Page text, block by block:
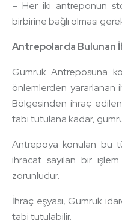
– Her iki antreponun
birbirine bağlı olması
Antrepolarda Bulunan
Gümrük Antreposuna
önlemlerden yararlanan
Bölgesinden ihraç
tabi tutulana kadar,
Antrepoya konulan bu
ihracat sayılan bir
zorunludur.
İhraç eşyası, Gümrük
tabi tutulabilir.